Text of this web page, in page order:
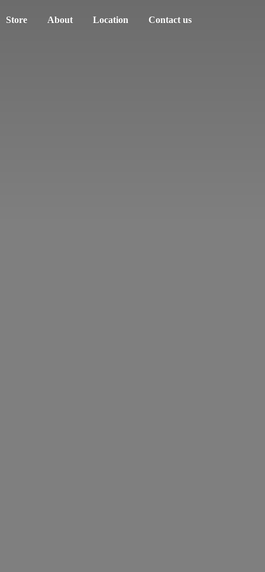
Store About Location Contact us